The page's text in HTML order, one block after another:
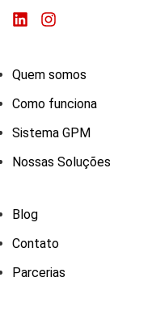
Quem somos
Como funciona
Sistema GPM
Nossas Soluções
Blog
Contato
Parcerias